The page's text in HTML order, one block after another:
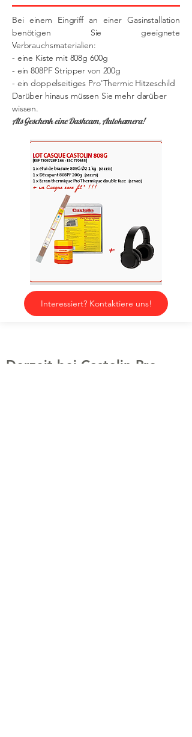
Bei einem Eingriff an einer Gasinstallation
benötigen Sie geeignete
Verbrauchsmaterialien:
- eine Kiste mit 808g 600g
- ein 808PF Stripper von 200g
- ein doppelseitiges Pro'Thermic Hitzeschild
Darüber hinaus müssen Sie mehr darüber
wissen.
Als Geschenk eine Dashcam, Autokamera!
Interessiert? Kontaktiere uns!
Derzeit bei Castolin Pro ...